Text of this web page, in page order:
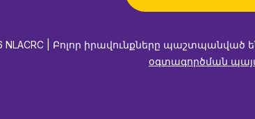
NLACRC | Բոլոր իրավունքները պաշտպանված
օգտագործման